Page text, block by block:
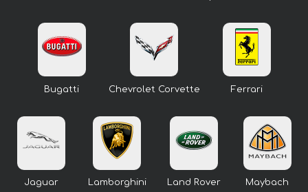
Bugatti Chevrolet Corvette Ferrari
Jaguar Lamborghini Land Rover Maybach